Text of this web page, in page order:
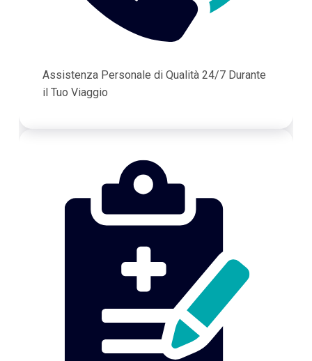
Assistenza Personale di Qualità 24/7 Durante
il Tuo Viaggio